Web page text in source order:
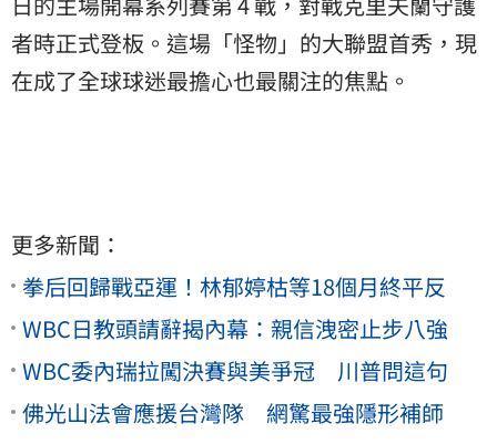
者時正式登板。這場「怪物」的大聯盟首秀，現
在成了全球球迷最擔心也最關注的焦點。
更多新聞：
拳后回歸戰亞運！林郁婷枯等18個月終平反
WBC日教頭請辭揭內幕：親信洩密止步八強
WBC委內瑞拉闖決賽與美爭冠 川普問這句
佛光山法會應援台灣隊 網驚最強隱形補師